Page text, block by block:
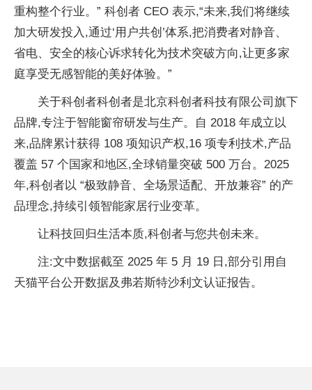
重构整个行业。” 科创者 CEO 表示,“未来,我们将继续
加大研发投入,通过‘用户共创’体系,把消费者对静音、
省电、安全的核心诉求转化为技术突破方向,让更多家
庭享受无感智能的美好体验。”
关于科创者科创者是北京科创者科技有限公司旗下
品牌,专注于智能窗帘研发与生产。自 2018 年成立以
来,品牌累计获得 108 项知识产权,16 项专利技术,产品
覆盖 57 个国家和地区,全球销量突破 500 万台。2025
年,科创者以 “极致静音、全场景适配、开放兼容” 的产
品理念,持续引领智能家居行业变革。
让科技回归生活本质,科创者与您共创未来。
注:文中数据截至 2025 年 5 月 19 日,部分引用自
天猫平台公开数据及弗若斯特沙利文认证报告。